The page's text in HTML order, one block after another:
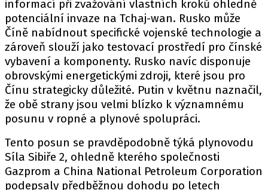
informací při zvažování vlastních kroků ohledně
potenciální invaze na Tchaj-wan. Rusko může
Číně nabídnout specifické vojenské technologie a
zároveň slouží jako testovací prostředí pro čínské
vybavení a komponenty. Rusko navíc disponuje
obrovskými energetickými zdroji, které jsou pro
Čínu strategicky důležité. Putin v květnu naznačil,
že obě strany jsou velmi blízko k významnému
posunu v ropné a plynové spolupráci.
Tento posun se pravděpodobně týká plynovodu
Síla Sibiře 2, ohledně kterého společnosti
Gazprom a China National Petroleum Corporation
podepsaly předběžnou dohodu po letech